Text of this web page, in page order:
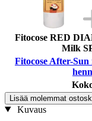
Fitocose RED
Milk
Fitocose After-
Lisää molemmat
Kuvaus